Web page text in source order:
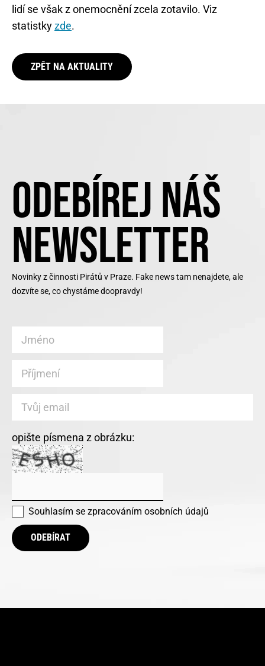
lidí se však z onemocnění zcela zotavilo. Viz
statistkyzde.
ZPĚT NA AKTUALITY
ODEBÍREJ NÁŠ
NEWSLETTER
Novinky z činnosti Pirátů v Praze. Fake news tam nenajdete, ale
dozvíte se, co chystáme doopravdy!
opište písmena z obrázku:
Souhlasím se zpracováním osobních údajů
ODEBÍRAT